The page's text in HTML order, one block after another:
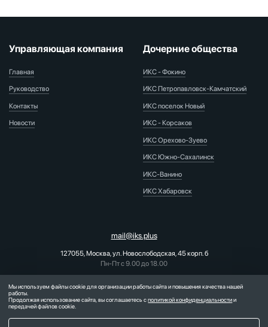
Управляющая компания
Главная
Руководство
Контакты
Новости
Дочерние общества
ИКС - Фокино
ИКС Петропавловск-Камчатский
ИКС поселок Новый
ИКС - Корсаков
ИКС Орехово-Зуево
ИКС Южно-Сахалинск
ИКС-Ванино
ИКС Хабаровск
mail@iks.plus
127055, Москва, ул. Новослободская, 45 корп. б
Пн-Пт с 9.00 до 18.00
PR-отдел:pr@iks.plus
2026 © ООО "ИКС" Интеллектуальные
Мы используем файлы cookie для организации работы сайта и повышения качества нашей
работы.
Продолжая использование сайта, вы соглашаетесь сполитикой конфиденциальностии
передачей файлов cookie.